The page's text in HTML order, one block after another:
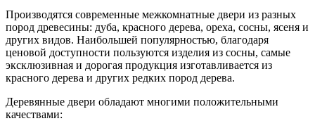
Производятся современные межкомнатные двери из разных
пород древесины: дуба, красного дерева, ореха, сосны, ясеня и
других видов. Наибольшей популярностью, благодаря
ценовой доступности пользуются изделия из сосны, самые
эксклюзивная и дорогая продукция изготавливается из
красного дерева и других редких пород дерева.
Деревянные двери обладают многими положительными
качествами: